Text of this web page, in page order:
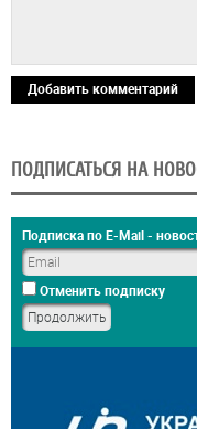
Добавить комментарий
ПОДПИСАТЬСЯ НА
Подписка по E-Mail -
Отменить подписку